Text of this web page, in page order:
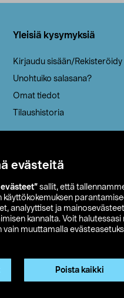
evästeitä
sallit, että
käyttökokemuksen
analyyttiset ja
kannalta. Voit
muuttamalla
Poista kaikki
Yleisiä kysymyksiä
Kirjaudu sisään/Rekisteröidy
Unohtuiko salasana?
Omat tiedot
Tilaushistoria